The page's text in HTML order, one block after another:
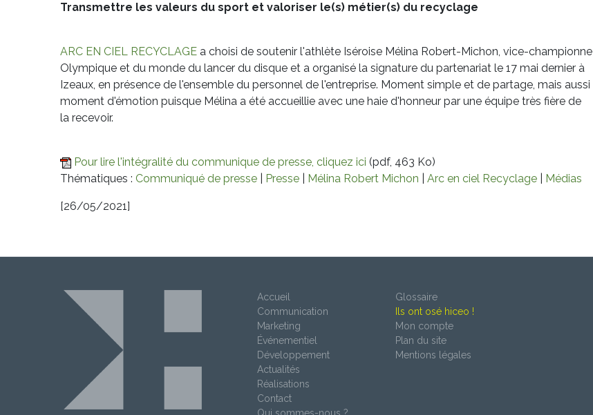
Transmettre les valeurs du sport et valoriser le(s) métier(s) du recyclage
ARC EN CIEL RECYCLAGE a choisi de soutenir l'athlète Iséroise Mélina Robert-Michon, vice-championne
Olympique et du monde du lancer du disque et a organisé la signature du partenariat le 17 mai dernier à
Izeaux, en présence de l'ensemble du personnel de l'entreprise. Moment simple et de partage, mais aussi
moment d'émotion puisque Mélina a été accueillie avec une haie d'honneur par une équipe très fière de
la recevoir.
Pour lire l'intégralité du communique de presse, cliquez ici (pdf, 463 Ko)
Thématiques : Communiqué de presse Presse Mélina Robert Michon Arc en ciel Recyclage Médias
[26/05/2021]
Accueil
Communication
Marketing
Événementiel
Développement
Actualités
Réalisations
Contact
Glossaire
Ils ont osé hiceo !
Mon compte
Plan du site
Mentions légales